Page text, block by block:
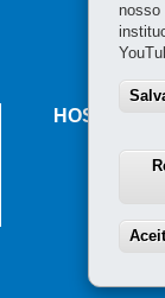
HOSPITAL
Rua
nosso